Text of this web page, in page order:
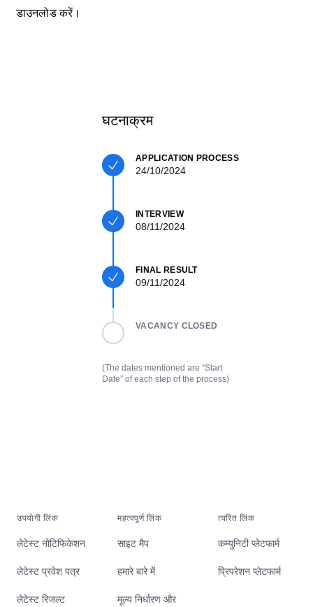
घटनाक्रम
APPLICATION PROCESS
24/10/2024
INTERVIEW
08/11/2024
FINAL RESULT
09/11/2024
VACANCY CLOSED
(The dates mentioned are “Start
Date” of each step of the process)
डाउनलोड करें।
उपयोगी लिंक
लेटेस्ट नोटिफिकेशन
लेटेस्ट प्रवेश पत्र
लेटेस्ट रिजल्ट
महत्वपूर्ण लिंक
साइट मैप
हमारे बारे में
मूल्य निर्धारण और
त्वरित लिंक
कम्युनिटी प्लेटफार्म
प्रिपरेशन प्लेटफार्म